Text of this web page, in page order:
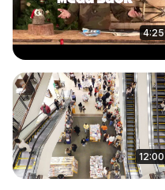
4:25
12:00